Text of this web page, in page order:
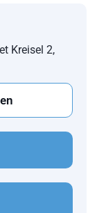
Kreisel 2,